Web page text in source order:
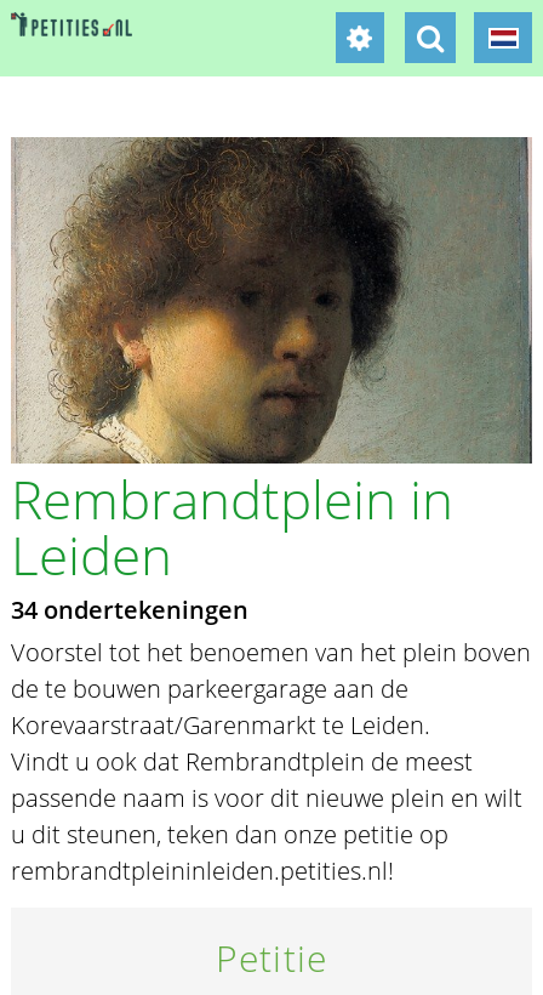
Rembrandtplein in
Leiden
34 ondertekeningen
Voorstel tot het benoemen van het plein boven
de te bouwen parkeergarage aan de
Korevaarstraat/Garenmarkt te Leiden.
Vindt u ook dat Rembrandtplein de meest
passende naam is voor dit nieuwe plein en wilt
u dit steunen, teken dan onze petitie op
rembrandtpleininleiden.petities.nl!
Petitie